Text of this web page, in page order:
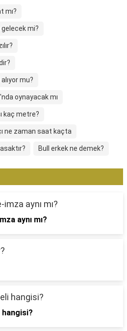
mı?
mi?
mu?
oynayacak mı
kaç metre?
ne zaman saat kaçta
Bull erkek ne demek?
aynı mı?